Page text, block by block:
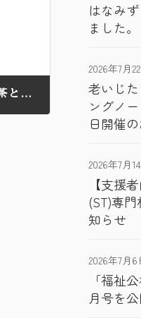
高齢者総合センターイベント「歌声喫茶ともしび 出前歌声」参加者募集のお知らせ
はなみ
ました。
2026年7月
老いじ
ングノ
日開催
2026年7月
【支援
(ST)専
知らせ
2026年7月6
「福祉
月号を公